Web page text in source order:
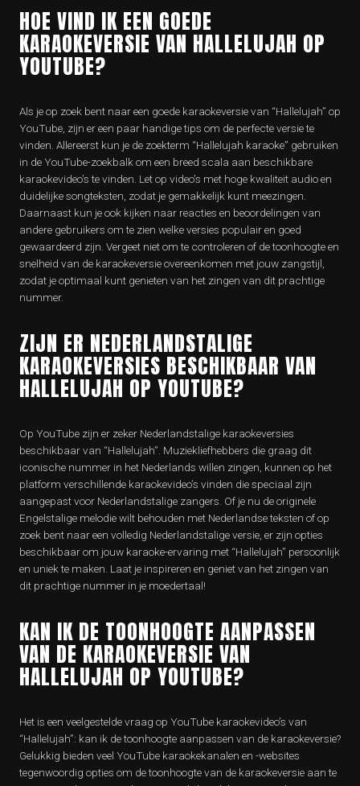
HOE VIND IK EEN GOEDE
KARAOKEVERSIE VAN HALLELUJAH OP
YOUTUBE?
Als je op zoek bent naar een goede karaokeversie van “Hallelujah” op
YouTube, zijn er een paar handige tips om de perfecte versie te
vinden. Allereerst kun je de zoekterm “Hallelujah karaoke” gebruiken
in de YouTube-zoekbalk om een breed scala aan beschikbare
karaokevideo’s te vinden. Let op video’s met hoge kwaliteit audio en
duidelijke songteksten, zodat je gemakkelijk kunt meezingen.
Daarnaast kun je ook kijken naar reacties en beoordelingen van
andere gebruikers om te zien welke versies populair en goed
gewaardeerd zijn. Vergeet niet om te controleren of de toonhoogte en
snelheid van de karaokeversie overeenkomen met jouw zangstijl,
zodat je optimaal kunt genieten van het zingen van dit prachtige
nummer.
ZIJN ER NEDERLANDSTALIGE
KARAOKEVERSIES BESCHIKBAAR VAN
HALLELUJAH OP YOUTUBE?
Op YouTube zijn er zeker Nederlandstalige karaokeversies
beschikbaar van “Hallelujah”. Muziekliefhebbers die graag dit
iconische nummer in het Nederlands willen zingen, kunnen op het
platform verschillende karaokevideo’s vinden die speciaal zijn
aangepast voor Nederlandstalige zangers. Of je nu de originele
Engelstalige melodie wilt behouden met Nederlandse teksten of op
zoek bent naar een volledig Nederlandstalige versie, er zijn opties
beschikbaar om jouw karaoke-ervaring met “Hallelujah” persoonlijk
en uniek te maken. Laat je inspireren en geniet van het zingen van
dit prachtige nummer in je moedertaal!
KAN IK DE TOONHOOGTE AANPASSEN
VAN DE KARAOKEVERSIE VAN
HALLELUJAH OP YOUTUBE?
Het is een veelgestelde vraag op YouTube karaokevideo’s van
“Hallelujah”: kan ik de toonhoogte aanpassen van de karaokeversie?
Gelukkig bieden veel YouTube karaokekanalen en -websites
tegenwoordig opties om de toonhoogte van de karaokeversie aan te